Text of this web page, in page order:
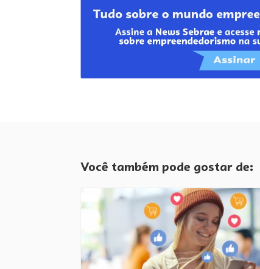
Você também pode gostar de: